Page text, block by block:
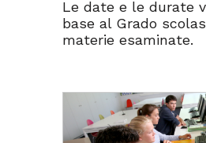
Le date e le durate
base al Grado
materie esaminate.